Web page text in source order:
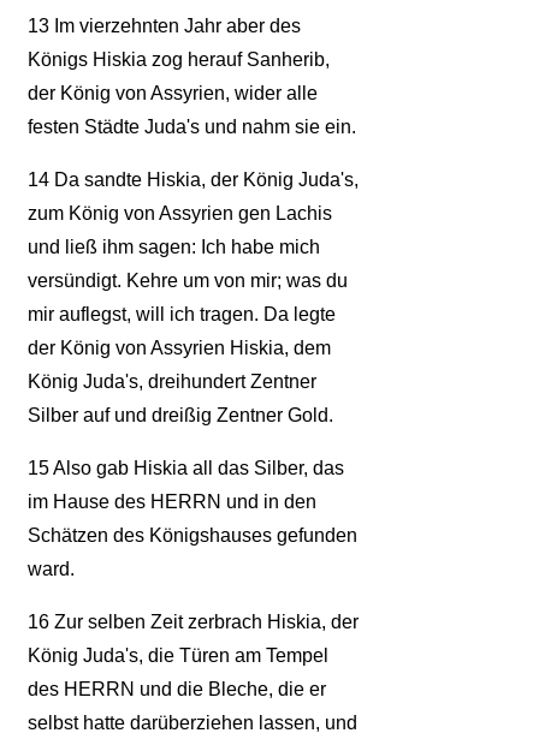
13Im vierzehnten Jahr aber des
Königs Hiskia zog herauf Sanherib,
der König von Assyrien, wider alle
festen Städte Juda's und nahm sie ein.
14Da sandte Hiskia, der König Juda's,
zum König von Assyrien gen Lachis
und ließ ihm sagen: Ich habe mich
versündigt. Kehre um von mir; was du
mir auflegst, will ich tragen. Da legte
der König von Assyrien Hiskia, dem
König Juda's, dreihundert Zentner
Silber auf und dreißig Zentner Gold.
15Also gab Hiskia all das Silber, das
im Hause des HERRN und in den
Schätzen des Königshauses gefunden
ward.
16Zur selben Zeit zerbrach Hiskia, der
König Juda's, die Türen am Tempel
des HERRN und die Bleche, die er
selbst hatte darüberziehen lassen, und